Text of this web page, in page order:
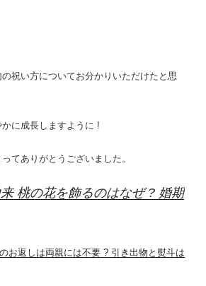
祝い方についてお分かりいただけたと思
に成長しますように !
てありがとうございました。
桃の花を飾るのはなぜ ? 婚期
お返しは両親には不要 ? 引き出物と熨斗は